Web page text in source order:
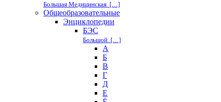
Большая Медицинская […]
Общеобразовательные
Энциклопедии
БЭС
Большой […]
А
Б
В
Г
Д
Е